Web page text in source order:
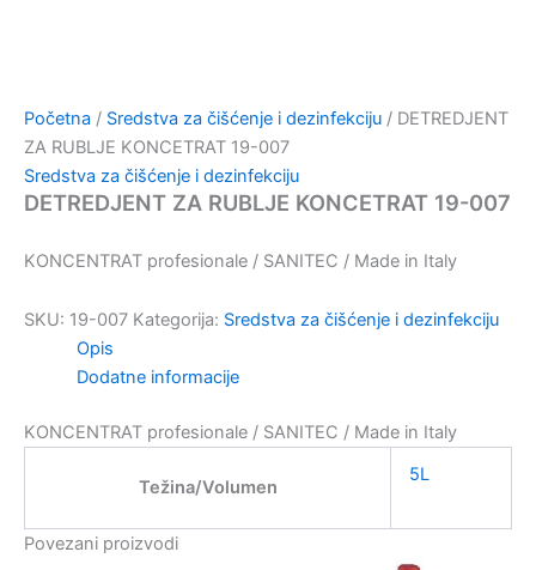
Početna / Sredstva za čišćenje i dezinfekciju / DETREDJENT
ZA RUBLJE KONCETRAT 19-007
Sredstva za čišćenje i dezinfekciju
DETREDJENT ZA RUBLJE KONCETRAT 19-007
KONCENTRAT profesionale / SANITEC / Made in Italy
SKU: 19-007 Kategorija: Sredstva za čišćenje i dezinfekciju
Opis
Dodatne informacije
KONCENTRAT profesionale / SANITEC / Made in Italy
Težina/Volumen
5L
Povezani proizvodi